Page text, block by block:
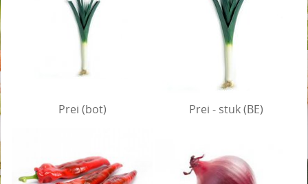
Prei (bot) Prei - stuk (BE)